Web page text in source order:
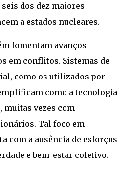
dos dez maiores
a estados nucleares.
fomentam avanços
em conflitos. Sistemas de
como os utilizados por
como a tecnologia
muitas vezes com
Tal foco em
com a ausência de esforços
e bem-estar coletivo.